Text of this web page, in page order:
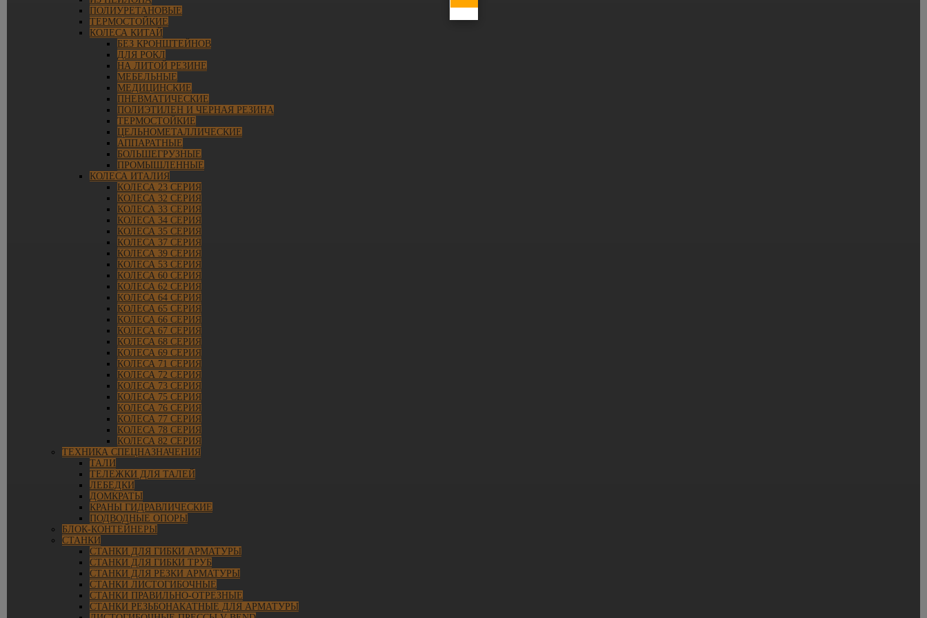
ПОЛИУРЕТАНОВЫЕ
ТЕРМОСТОЙКИЕ
КОЛЕСА КИТАЙ
БЕЗ КРОНШТЕЙНОВ
ДЛЯ РОКЛ
НА ЛИТОЙ РЕЗИНЕ
МЕБЕЛЬНЫЕ
МЕДИЦИНСКИЕ
ПНЕВМАТИЧЕСКИЕ
ПОЛИЭТИЛЕН И ЧЕРНАЯ РЕЗИНА
ТЕРМОСТОЙКИЕ
ЦЕЛЬНОМЕТАЛЛИЧЕСКИЕ
АППАРАТНЫЕ
БОЛЬШЕГРУЗНЫЕ
ПРОМЫШЛЕННЫЕ
КОЛЕСА ИТАЛИЯ
КОЛЕСА 23 СЕРИЯ
КОЛЕСА 32 СЕРИЯ
КОЛЕСА 33 СЕРИЯ
КОЛЕСА 34 СЕРИЯ
КОЛЕСА 35 СЕРИЯ
КОЛЕСА 37 СЕРИЯ
КОЛЕСА 39 СЕРИЯ
КОЛЕСА 53 СЕРИЯ
КОЛЕСА 60 СЕРИЯ
КОЛЕСА 62 СЕРИЯ
КОЛЕСА 64 СЕРИЯ
КОЛЕСА 65 СЕРИЯ
КОЛЕСА 66 СЕРИЯ
КОЛЕСА 67 СЕРИЯ
КОЛЕСА 68 СЕРИЯ
КОЛЕСА 69 СЕРИЯ
КОЛЕСА 71 СЕРИЯ
КОЛЕСА 72 СЕРИЯ
КОЛЕСА 73 СЕРИЯ
КОЛЕСА 75 СЕРИЯ
КОЛЕСА 76 СЕРИЯ
КОЛЕСА 77 СЕРИЯ
КОЛЕСА 78 СЕРИЯ
КОЛЕСА 82 СЕРИЯ
ТЕХНИКА СПЕЦНАЗНАЧЕНИЯ
ТАЛИ
ТЕЛЕЖКИ ДЛЯ ТАЛЕЙ
ЛЕБЕДКИ
ДОМКРАТЫ
КРАНЫ ГИДРАВЛИЧЕСКИЕ
ПОДВОДНЫЕ ОПОРЫ
БЛОК-КОНТЕЙНЕРЫ
СТАНКИ
СТАНКИ ДЛЯ ГИБКИ АРМАТУРЫ
СТАНКИ ДЛЯ ГИБКИ ТРУБ
СТАНКИ ДЛЯ РЕЗКИ АРМАТУРЫ
СТАНКИ ЛИСТОГИБОЧНЫЕ
СТАНКИ ПРАВИЛЬНО-ОТРЕЗНЫЕ
СТАНКИ РЕЗЬБОНАКАТНЫЕ ДЛЯ АРМАТУРЫ